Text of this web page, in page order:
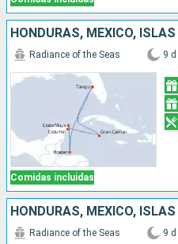
Comidas incluidas
Radiance of the Seas 9 d
Radiance of the Seas 9 d